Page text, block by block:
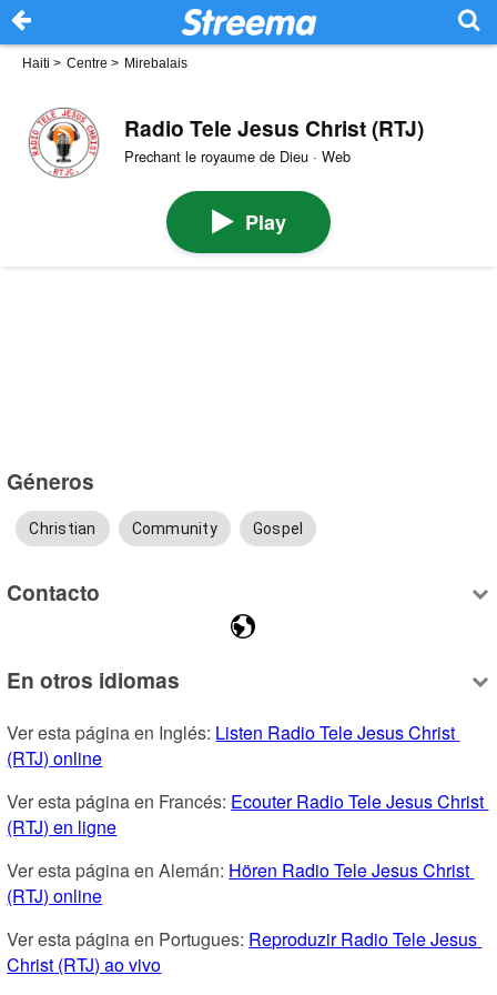
Haiti > Centre > Mirebalais
Radio Tele Jesus Christ (RTJ)
Prechant le royaume de Dieu · Web
Play
Géneros
Christian Community Gospel
Contacto
En otros idiomas
Ver esta página en Inglés: Listen Radio Tele Jesus Christ
(RTJ) online
Ver esta página en Francés: Ecouter Radio Tele Jesus Christ
(RTJ) en ligne
Ver esta página en Alemán: Hören Radio Tele Jesus Christ
(RTJ) online
Ver esta página en Portugues: Reproduzir Radio Tele Jesus
Christ (RTJ) ao vivo